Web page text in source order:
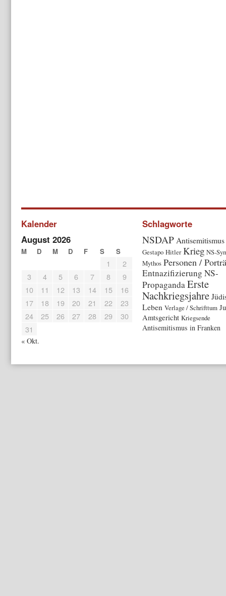
Kalender
August 2026
M D M D F S S
1
2
3
4 5 6 7 8
9
10
11 12 13 14 15
16
17
18 19 20 21 22
23
24
25 26 27 28 29
30
31
« Okt.
Schlagworte
NSDAP Antisemitismus
Gestapo Hitler Krieg NS-
Mythos Personen /
Entnazifizierung NS-
Propaganda Erste
Nachkriegsjahre
Leben Verlage / Schrifttum
Amtsgericht Kriegsende
Antisemitismus in Franken